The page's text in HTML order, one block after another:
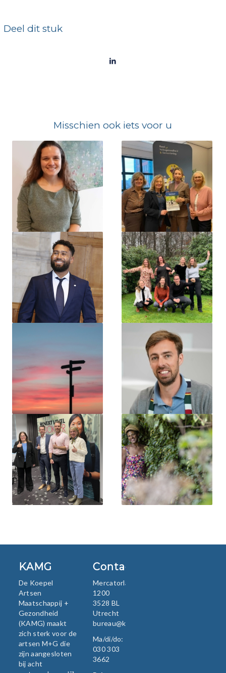
Deel dit stuk
Misschien ook iets voor u
KAMG
De Koepel
Artsen
Maatschappij +
Gezondheid
(KAMG) maakt
zich sterk voor de
artsen M+G die
zijn aangesloten
bij acht
Contact
Mercatorlaan
1200
3528 BL
Utrecht
bureau@kamg.nl
Ma/di/do:
030 303
3662